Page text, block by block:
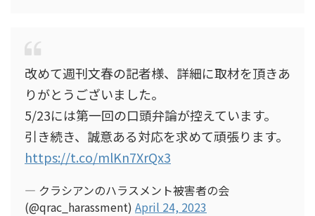
改めて週刊文春の記者様、詳細に取材を頂きあ
りがとうございました。
5/23には第一回の口頭弁論が控えています。
引き続き、誠意ある対応を求めて頑張ります。
https://t.co/mlKn7XrQx3
— クラシアンのハラスメント被害者の会
(@qrac_harassment) April 24, 2023